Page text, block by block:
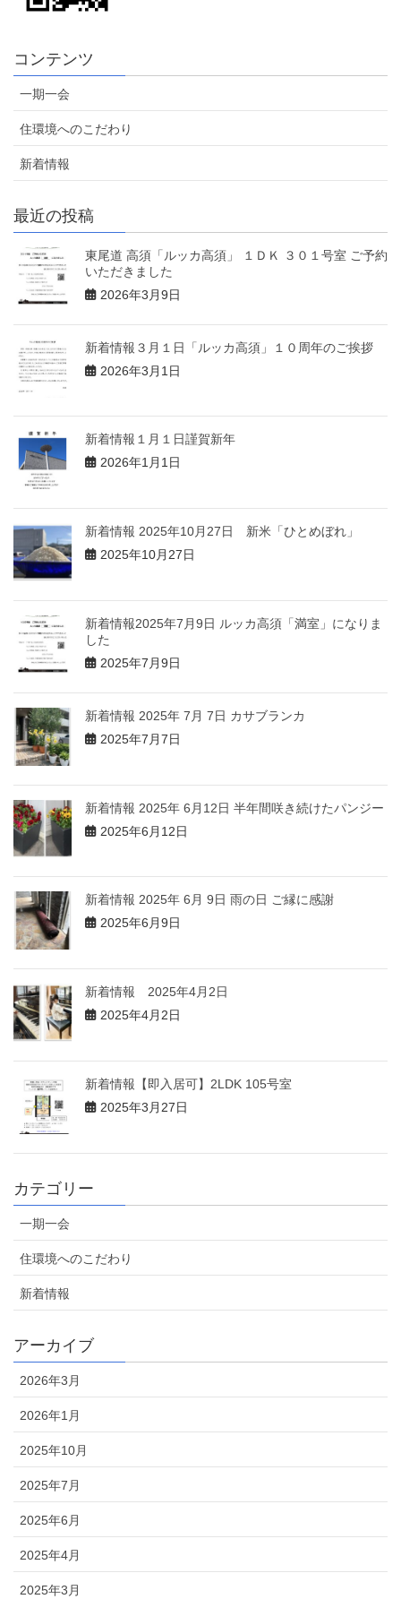
コンテンツ
一期一会
住環境へのこだわり
新着情報
最近の投稿
東尾道 高須「ルッカ高須」 １ＤＫ ３０１号室 ご予約
いただきました
2026年3月9日
新着情報３月１日「ルッカ高須」１０周年のご挨拶
2026年3月1日
新着情報１月１日謹賀新年
2026年1月1日
新着情報 2025年10月27日 新米「ひとめぼれ」
2025年10月27日
新着情報2025年7月9日 ルッカ高須「満室」になりま
した
2025年7月9日
新着情報 2025年 7月 7日 カサブランカ
2025年7月7日
新着情報 2025年 6月12日 半年間咲き続けたパンジー
2025年6月12日
新着情報 2025年 6月 9日 雨の日 ご縁に感謝
2025年6月9日
新着情報 2025年4月2日
2025年4月2日
新着情報【即入居可】2LDK 105号室
2025年3月27日
カテゴリー
一期一会
住環境へのこだわり
新着情報
アーカイブ
2026年3月
2026年1月
2025年10月
2025年7月
2025年6月
2025年4月
2025年3月